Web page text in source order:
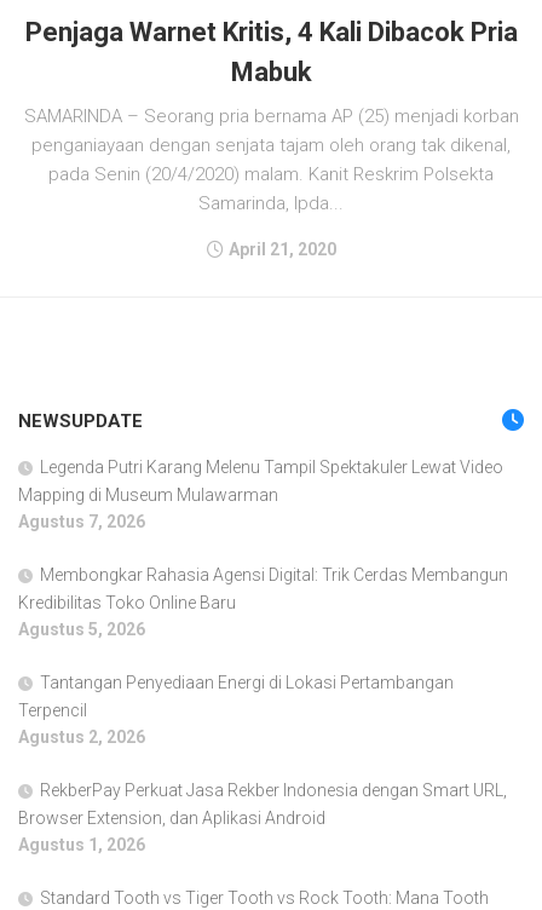
Penjaga Warnet Kritis, 4 Kali Dibacok Pria
Mabuk
SAMARINDA – Seorang pria bernama AP (25) menjadi korban
penganiayaan dengan senjata tajam oleh orang tak dikenal,
pada Senin (20/4/2020) malam. Kanit Reskrim Polsekta
Samarinda, Ipda...
April 21, 2020
NEWSUPDATE
Legenda Putri Karang Melenu Tampil Spektakuler Lewat Video
Mapping di Museum Mulawarman
Agustus 7, 2026
Membongkar Rahasia Agensi Digital: Trik Cerdas Membangun
Kredibilitas Toko Online Baru
Agustus 5, 2026
Tantangan Penyediaan Energi di Lokasi Pertambangan
Terpencil
Agustus 2, 2026
RekberPay Perkuat Jasa Rekber Indonesia dengan Smart URL,
Browser Extension, dan Aplikasi Android
Agustus 1, 2026
Standard Tooth vs Tiger Tooth vs Rock Tooth: Mana Tooth